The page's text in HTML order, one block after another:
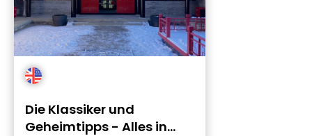
Die Klassiker und
Geheimtipps - Alles in